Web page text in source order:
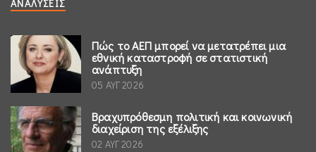
ΑΝΑΛΎΣΕΙΣ
Πώς το ΑΕΠ μπορεί να μετατρέπει μια
εθνική καταστροφή σε στατιστική
ανάπτυξη
05 ΑΥΓ 2026
Βραχυπρόθεσμη πολιτική και κοινωνική
διαχείριση της εξέλιξης
02 ΑΥΓ 2026